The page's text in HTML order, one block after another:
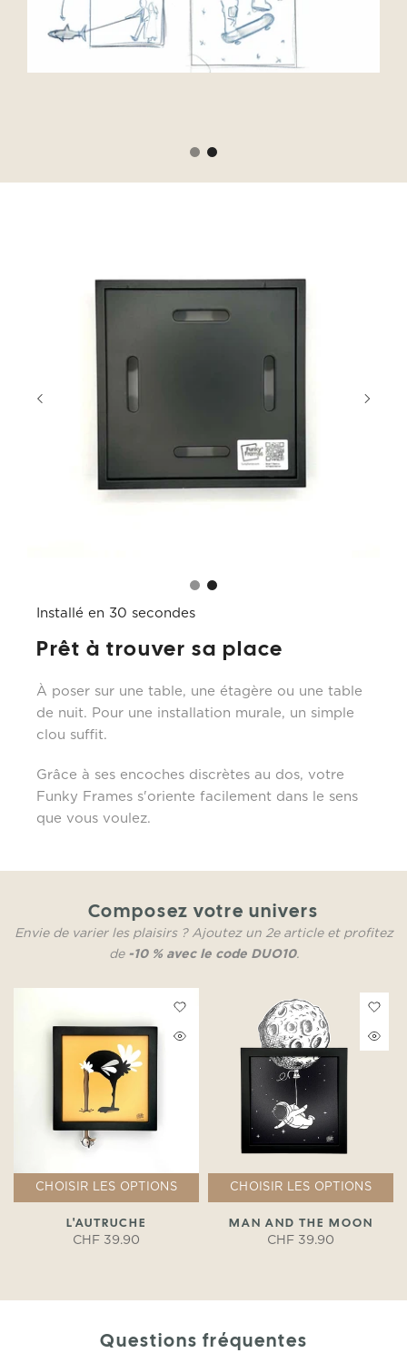
Installé en 30 secondes
Prêt à trouver sa place
À poser sur une table, une étagère ou une table
de nuit. Pour une installation murale, un simple
clou suffit.
Grâce à ses encoches discrètes au dos, votre
Funky Frames s'oriente facilement dans le sens
que vous voulez.
Composez votre univers
Envie de varier les plaisirs ? Ajoutez un 2e article et profitez
de -10 % avec le code DUO10.
CHOISIR LES OPTIONS
L'AUTRUCHE
CHF 39.90
CHOISIR LES OPTIONS
MAN AND THE MOON
CHF 39.90
Questions fréquentes